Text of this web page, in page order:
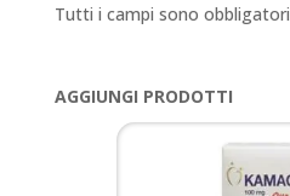
Tutti i campi sono obbligatori
AGGIUNGI PRODOTTI